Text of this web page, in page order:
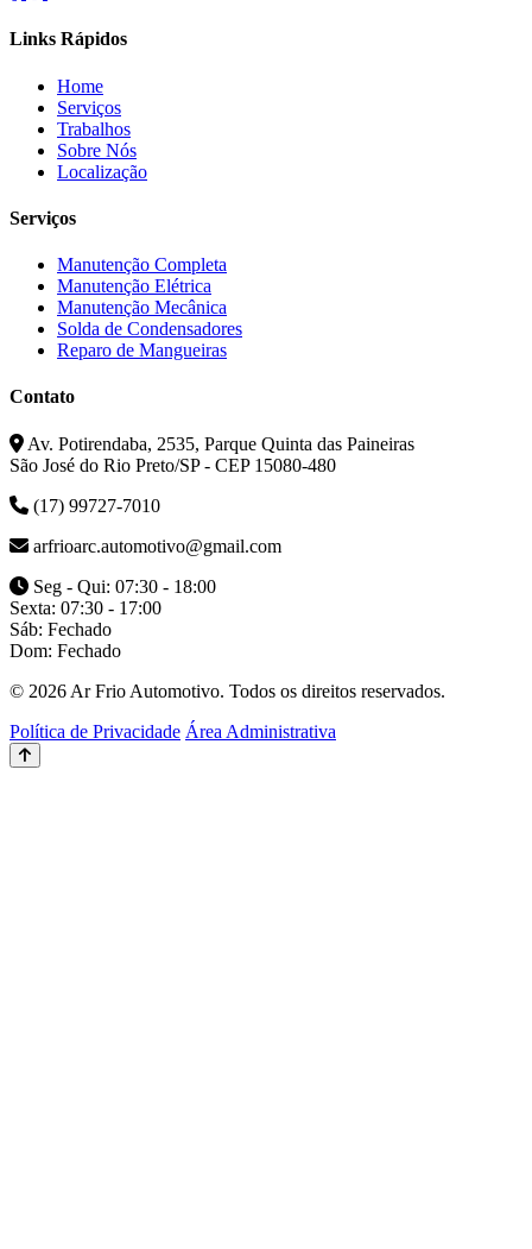
Links Rápidos
Home
Serviços
Trabalhos
Sobre Nós
Localização
Serviços
Manutenção Completa
Manutenção Elétrica
Manutenção Mecânica
Solda de Condensadores
Reparo de Mangueiras
Contato
Av. Potirendaba, 2535, Parque Quinta das Paineiras
São José do Rio Preto/SP - CEP 15080-480
(17) 99727-7010
arfrioarc.automotivo@gmail.com
Seg - Qui: 07:30 - 18:00
Sexta: 07:30 - 17:00
Sáb: Fechado
Dom: Fechado
© 2026 Ar Frio Automotivo. Todos os direitos reservados.
Política de Privacidade Área Administrativa